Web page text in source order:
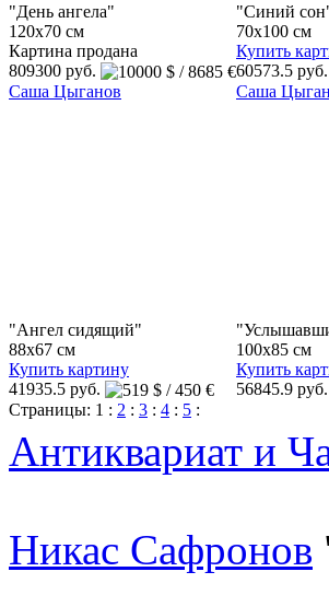
"День ангела"
120x70 см
Картина продана
809300 руб.
"Синий
70x100 см
Купить
60573.5 руб.
Саша Цыганов
"Ангел сидящий"
88x67 см
Купить картину
41935.5 руб.
Саша
100x85 см
Купить
56845.9 руб.
Страницы: 1 : 2 : 3 : 4 : 5 :
Антиквариат и
Никас Сафронов